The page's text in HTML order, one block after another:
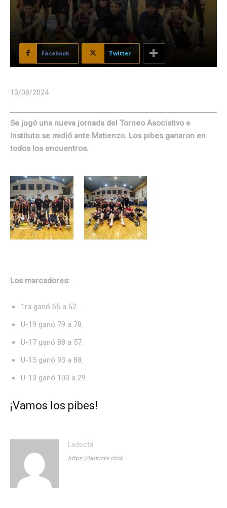
Facebook Twitter
13/08/2024
Se jugó una nueva jornada del Torneo Asociativo e
Instituto se midió ante Matienzo. Los pibes ganaron en
todos los encuentros.
Los marcadores:
1ra ganó 65 a 62.
U-19 ganó 79 a 78.
U-17 ganó 88 a 57.
U-15 ganó 93 a 88.
U-13 ganó 100 a 29.
¡Vamos los pibes!
Ladocta
https://ladocta.click